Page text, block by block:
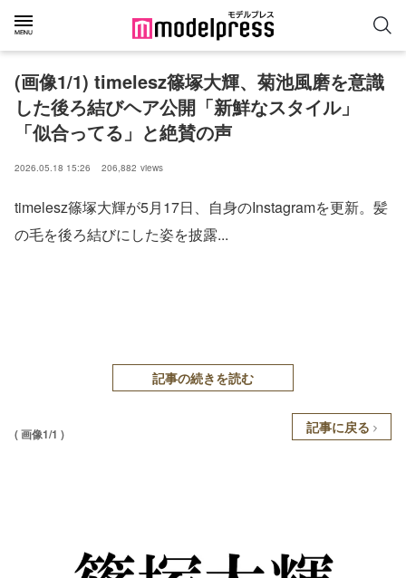
(画像1/1) timelesz篠塚大輝、菊池風磨を意識
した後ろ結びヘア公開「新鮮なスタイル」
「似合ってる」と絶賛の声
2026.05.18 15:26 206,882 views
timelesz篠塚大輝が5月17日、自身のInstagramを更新。髪
の毛を後ろ結びにした姿を披露...
記事の続きを読む
( 画像1/1 ) 記事に戻る